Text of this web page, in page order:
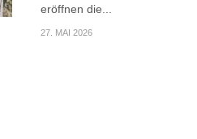
eröffnen die...
27. MAI 2026